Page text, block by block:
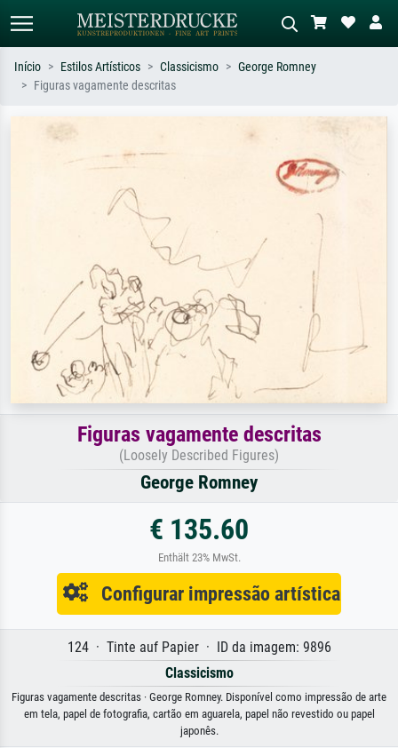
impressionismo, onda de Hokusai, nu.
Descreva a cena – ex: prado verde,
a óleo escura, nu em pé ao lado de
uma árvore.
Início Estilos Artísticos Classicismo
George Romney
Figuras vagamente descritas
Figuras vagamente descritas
(Loosely Described Figures)
George Romney
€ 135.60
Enthält 23% MwSt.
Configurar impressão artística
124 · Tinte auf Papier · ID da imagem: 9896
Classicismo
Figuras vagamente descritas · George Romney. Disponível como impressão de arte
em tela, papel de fotografia, cartão em aguarela, papel não revestido ou papel
japonês.